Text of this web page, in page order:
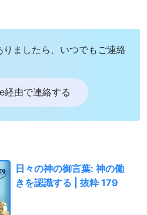
ましたら、いつでもご連絡
経由で連絡する
日々の神の御言葉: 神の働
きを認識する | 抜粋 179